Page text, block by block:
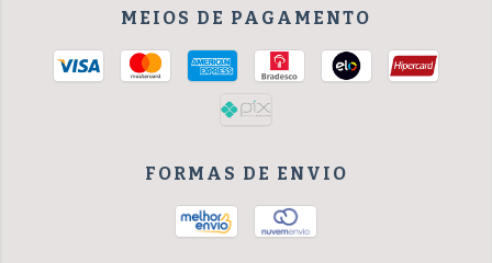
MEIOS DE PAGAMENTO
FORMAS DE ENVIO